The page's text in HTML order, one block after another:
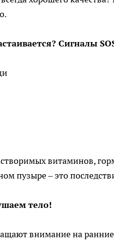
Сигналы
витаминов,
пузыре – это
тело!
внимание на